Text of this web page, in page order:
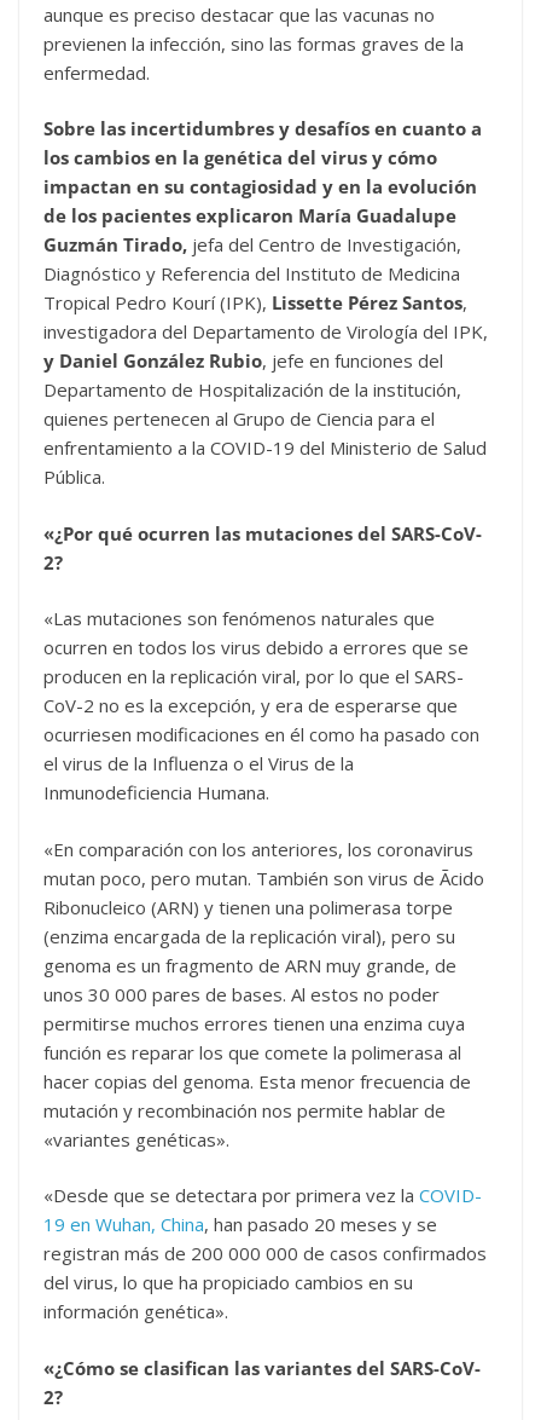
aunque es preciso destacar que las vacunas no
previenen la infección, sino las formas graves de la
enfermedad.
Sobre las incertidumbres y desafíos en cuanto a
los cambios en la genética del virus y cómo
impactan en su contagiosidad y en la evolución
de los pacientes explicaron María Guadalupe
Guzmán Tirado, jefa del Centro de Investigación,
Diagnóstico y Referencia del Instituto de Medicina
Tropical Pedro Kourí (IPK), Lissette Pérez Santos,
investigadora del Departamento de Virología del IPK,
y Daniel González Rubio, jefe en funciones del
Departamento de Hospitalización de la institución,
quienes pertenecen al Grupo de Ciencia para el
enfrentamiento a la COVID-19 del Ministerio de Salud
Pública.
«¿Por qué ocurren las mutaciones del SARS-CoV-
2?
«Las mutaciones son fenómenos naturales que
ocurren en todos los virus debido a errores que se
producen en la replicación viral, por lo que el SARS-
CoV-2 no es la excepción, y era de esperarse que
ocurriesen modificaciones en él como ha pasado con
el virus de la Influenza o el Virus de la
Inmunodeficiencia Humana.
«En comparación con los anteriores, los coronavirus
mutan poco, pero mutan. También son virus de Ãcido
Ribonucleico (ARN) y tienen una polimerasa torpe
(enzima encargada de la replicación viral), pero su
genoma es un fragmento de ARN muy grande, de
unos 30 000 pares de bases. Al estos no poder
permitirse muchos errores tienen una enzima cuya
función es reparar los que comete la polimerasa al
hacer copias del genoma. Esta menor frecuencia de
mutación y recombinación nos permite hablar de
«variantes genéticas».
«Desde que se detectara por primera vez la COVID-
19 en Wuhan, China, han pasado 20 meses y se
registran más de 200 000 000 de casos confirmados
del virus, lo que ha propiciado cambios en su
información genética».
«¿Cómo se clasifican las variantes del SARS-CoV-
2?